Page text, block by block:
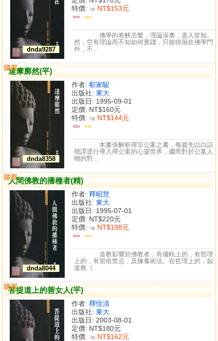
dnda9287
特價: 9折 NT$153元
佛學的卷帙浩繁，理論深奧，盡人皆知。
然，空有理論而不知如何實踐，只能徘徊在佛學門
外，不...
達摩廓然(平)
dnda8358
作者: 郗家駿
出版社: 東大
出版日: 1995-09-01
定價: NT$160元
特價: 9折 NT$144元
購買
比較
本書係解析禪宗公案之書，每篇先以白話
簡譯逕行導入禪公案的心靈世界，繼而對於公案人
物的對...
人間佛教的播種者(精)
dnda8044
作者: 釋昭慧
出版社: 東大
出版日: 1995-07-01
定價: NT$220元
特價: 9折 NT$198元
購買
比較
道教影響於佛教者，有儀軌上的，有哲理
上的，有習俗禁忌，及煉養術法。在哲理上的，如
道教《...
菩提道上的善女人(平)
作者: 釋恆清
出版社: 東大
出版日: 2003-08-01
定價: NT$180元
特價: 9折 NT$162元
購買
比較